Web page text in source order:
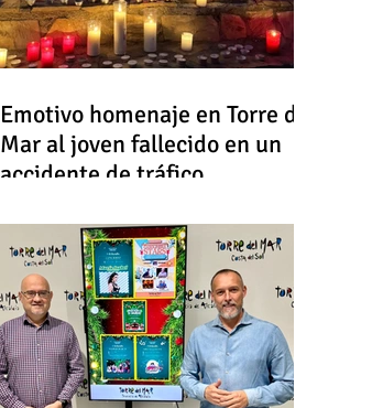
Emotivo homenaje en Torre del
Mar al joven fallecido en un
accidente de tráfico